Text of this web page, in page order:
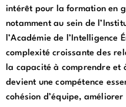
intérêt pour la formation en
notamment au sein de
l’Académie de l’Intelligence
complexité croissante des
la capacité à comprendre et
devient une compétence
cohésion d’équipe,